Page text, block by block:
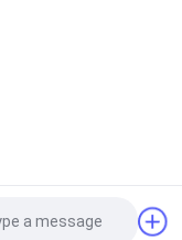
منتجات ألياف
All Rights